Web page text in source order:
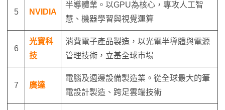
5 NVIDIA
半導體業。以GPU為核心，專攻人工智
慧、機器學習與視覺運算
6
光寶科
技
消費電子產品製造，以光電半導體與電源
管理技術，立基全球市場
7 廣達
電腦及週邊設備製造業。從全球最大的筆
電設計製造、跨足雲端技術